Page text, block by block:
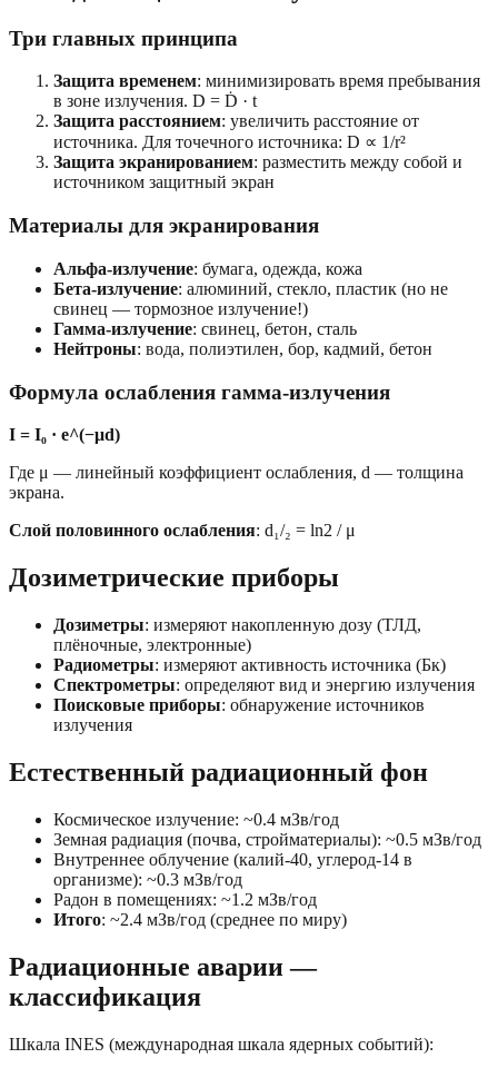
Три главных принципа
Защита временем: минимизировать время пребывания
в зоне излучения. D = Ḋ · t
Защита расстоянием: увеличить расстояние от
источника. Для точечного источника: D ∝ 1/r²
Защита экранированием: разместить между собой и
источником защитный экран
Материалы для экранирования
Альфа-излучение: бумага, одежда, кожа
Бета-излучение: алюминий, стекло, пластик (но не
свинец — тормозное излучение!)
Гамма-излучение: свинец, бетон, сталь
Нейтроны: вода, полиэтилен, бор, кадмий, бетон
Формула ослабления гамма-излучения
I = I₀ · e^(−μd)
Где μ — линейный коэффициент ослабления, d — толщина
экрана.
Слой половинного ослабления: d₁/₂ = ln2 / μ
Дозиметрические приборы
Дозиметры: измеряют накопленную дозу (ТЛД,
плёночные, электронные)
Радиометры: измеряют активность источника (Бк)
Спектрометры: определяют вид и энергию излучения
Поисковые приборы: обнаружение источников
излучения
Естественный радиационный фон
Космическое излучение: ~0.4 мЗв/год
Земная радиация (почва, стройматериалы): ~0.5 мЗв/год
Внутреннее облучение (калий-40, углерод-14 в
организме): ~0.3 мЗв/год
Радон в помещениях: ~1.2 мЗв/год
Итого: ~2.4 мЗв/год (среднее по миру)
Радиационные аварии —
классификация
Шкала INES (международная шкала ядерных событий):